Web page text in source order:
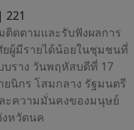
221
ดตามและรับฟังผลการ
ผู้มีรายได้น้อยในชุมชนที่
ราง วันพฤหัสบดีที่ 17
ยนิกร โสมกลาง รัฐมนตรี
ะความมั่นคงของมนุษย์
หวัดนค